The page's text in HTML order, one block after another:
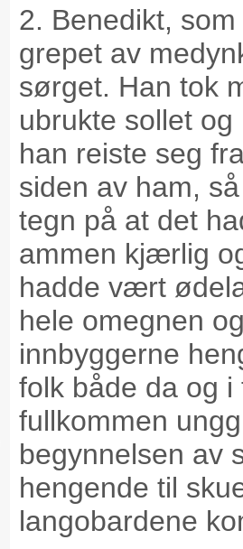
2. Benedikt,
grepet av
sørget. Han tok
ubrukte sollet
han reiste seg
siden av ham,
tegn på at det
ammen kjærlig
hadde vært
hele omegnen
innbyggerne
folk både da og
fullkommen
begynnelsen av
hengende til
langobardene